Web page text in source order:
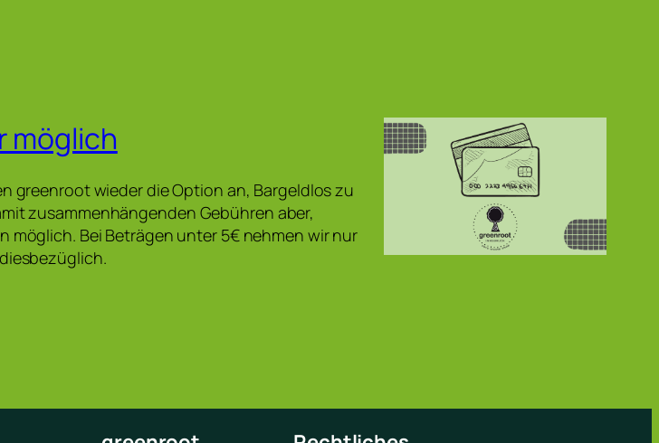
möglich
greenroot wieder die Option an, Bargeldlos zu
zusammenhängenden Gebühren aber,
möglich. Bei Beträgen unter 5€ nehmen wir nur